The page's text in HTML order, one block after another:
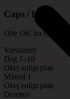
Caps / lue
Ofte OK fra cirka
Varsamhet
Dag 1–10
Okej enligt plan
Måned 1
Okej enligt plan
Deretter